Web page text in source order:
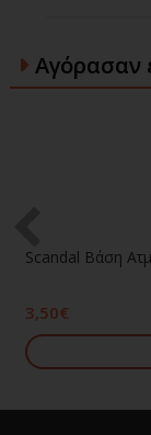
Αγόρασαν
Scandal Βάση
3,50€